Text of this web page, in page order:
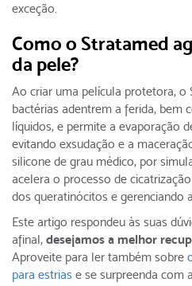
exceção.
Como o Stratamed
da pele?
Ao criar uma película protetora, o
bactérias adentrem a ferida, bem
líquidos, e permite a evaporação
evitando exsudação e a
silicone de grau médico, por
acelera o processo de
dos queratinócitos e gerenciando
Este artigo respondeu às suas
afinal, desejamos a melhor
Aproveite para ler também sobre
para estrias e se surpreenda com